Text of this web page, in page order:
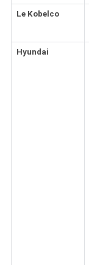
Le Kobelco
Hyundai